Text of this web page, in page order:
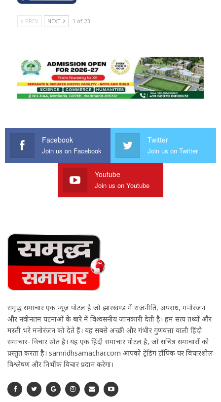
PREV NEXT 1 of 23
Facebook
Join us on Facebook
Twitter
Join us on Twitter
Youtube
Join us on Youtube
समृद्ध समाचार एक न्यूज़ पोर्टल है जो झारखण्ड में राजनीति, अपराध, मनोरंजन
और नवीनतम घटनाओं के बारे में विश्वसनीय जानकारी देती है। हम सत्य तथ्यों और
मस्ती भरे मनोरंजन को देते हैं। यह सबसे अच्छी और गंभीर गुणवत्ता वाली हिंदी
समाचार- विचार स्रोत है। यह एक हिंदी समाचार पोर्टल है, जो सचित्र समाचारों को
प्रस्तुत करता है। samridhsamachar.com आपको ट्रेंडिंग टॉपिक पर विचारशील
विश्लेषण और निर्भीक विचार प्रदान करेगा।